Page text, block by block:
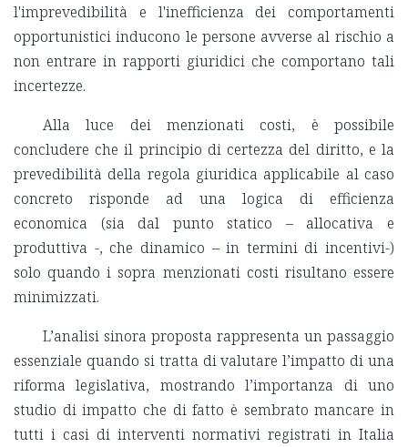
l'imprevedibilità e l'inefficienza dei comportamenti
opportunistici inducono le persone avverse al rischio a
non entrare in rapporti giuridici che comportano tali
incertezze.
Alla luce dei menzionati costi, è possibile
concludere che il principio di certezza del diritto, e la
prevedibilità della regola giuridica applicabile al caso
concreto risponde ad una logica di efficienza
economica (sia dal punto statico – allocativa e
produttiva -, che dinamico – in termini di incentivi-)
solo quando i sopra menzionati costi risultano essere
minimizzati.
L’analisi sinora proposta rappresenta un passaggio
essenziale quando si tratta di valutare l’impatto di una
riforma legislativa, mostrando l’importanza di uno
studio di impatto che di fatto è sembrato mancare in
tutti i casi di interventi normativi registrati in Italia